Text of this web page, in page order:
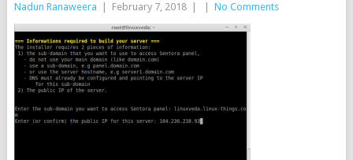
Nadun Ranaweera February 7, 2018 No Comments